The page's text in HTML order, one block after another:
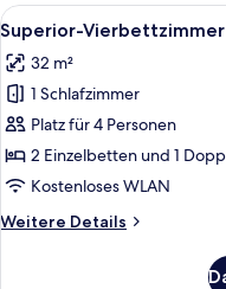
Alle
Fotos
für
Superior-
Vierbettzimmer
anzeigen
1
Superior-Vierbettzimmer
32 m²
1 Schlafzimmer
Platz für 4 Personen
2 Einzelbetten und 1
Kostenloses WLAN
Weitere Details
Weitere